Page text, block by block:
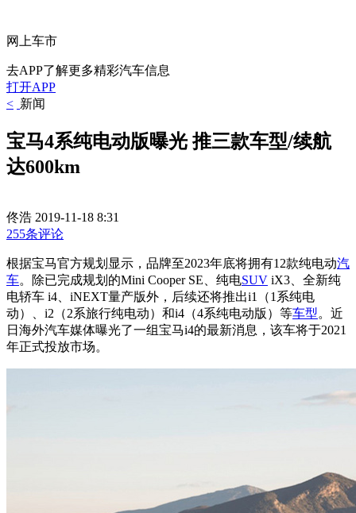
网上车市
去APP了解更多精彩汽车信息
打开APP
< 新闻
宝马4系纯电动版曝光 推三款车型/续航
达600km
佟浩 2019-11-18 8:31
255条评论
根据宝马官方规划显示，品牌至2023年底将拥有12款纯电动汽
车。除已完成规划的Mini Cooper SE、纯电SUV iX3、全新纯
电轿车 i4、iNEXT量产版外，后续还将推出i1（1系纯电
动）、i2（2系旅行纯电动）和i4（4系纯电动版）等车型。近
日海外汽车媒体曝光了一组宝马i4的最新消息，该车将于2021
年正式投放市场。